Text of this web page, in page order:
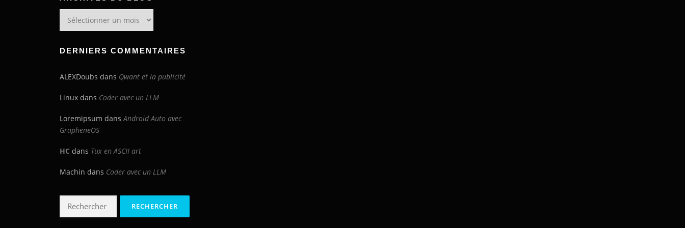
du
DERNIERS COMMENTAIRES
ALEXDoubs dans Qwant et la publicité
Linux dans Coder avec un LLM
Loremipsum dansAndroid Auto avec
GrapheneOS
HC dans Tux en ASCII art
Machin dans Coder avec un LLM
Rechercher :